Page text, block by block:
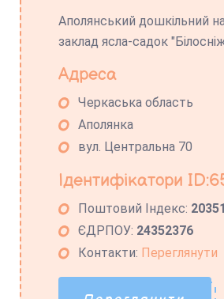
Аполянський дошкільний
заклад ясла-садок
Адреса
Черкаська область
Аполянка
вул. Центральна 70
Ідентифікатори
Поштовий Індекс: 20351
ЄДРПОУ: 24352376
Контакти: Переглянути